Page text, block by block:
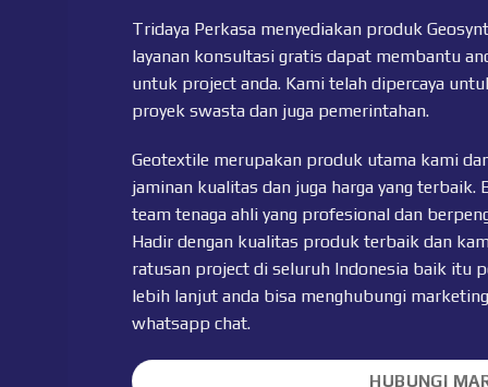
Tridaya Perkasa menyediakan produk
layanan konsultasi gratis dapat membantu
untuk project anda. Kami telah dipercaya
proyek swasta dan juga pemerintahan.
Geotextile merupakan produk utama kami
jaminan kualitas dan juga harga yang
team tenaga ahli yang profesional dan
Hadir dengan kualitas produk terbaik dan
ratusan project di seluruh Indonesia baik itu
lebih lanjut anda bisa menghubungi
whatsapp chat.
HUBUNGI